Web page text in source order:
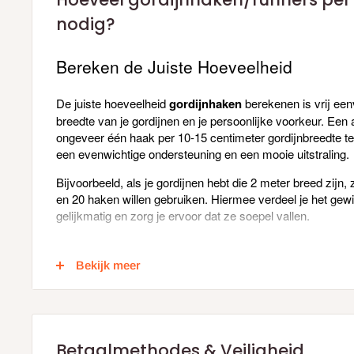
nodig?
Bereken de Juiste Hoeveelheid
De juiste hoeveelheidgordijnhakenberekenen is vrij
breedte van je gordijnen en je persoonlijke voorkeur. Een
ongeveer één haak per 10-15 centimeter gordijnbreedte
een evenwichtige ondersteuning en een mooie uitstraling.
Bijvoorbeeld, als je gordijnen hebt die 2 meter breed zijn,
en 20 haken willen gebruiken. Hiermee verdeel je het
gelijkmatig en zorg je ervoor dat ze soepel vallen.
-Gordijnhaak(voor standaard gordijnen met een
meter
Plooihaak
(voor gordijnen met plooien, zoals diepe
Bekijk meer